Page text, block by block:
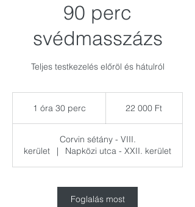
90 perc
svédmasszázs
Teljes testkezelés előröl és hátulról
1 óra 30 perc
3
0
p
r
c
22 000 Ft
Corvin sétány - VIII.
kerület
| Napközi utca - XXII. kerület
Foglalás most